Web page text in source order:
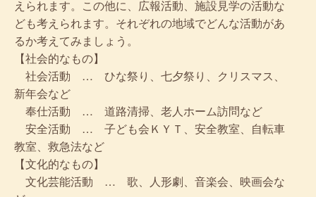
えられます。この他に、広報活動、施設見学の活動な
ども考えられます。それぞれの地域でどんな活動があ
るか考えてみましょう。
【社会的なもの】
社会活動 … ひな祭り、七夕祭り、クリスマス、
新年会など
奉仕活動 … 道路清掃、老人ホーム訪問など
安全活動 … 子ども会ＫＹＴ、安全教室、自転車
教室、救急法など
【文化的なもの】
文化芸能活動 … 歌、人形劇、音楽会、映画会な